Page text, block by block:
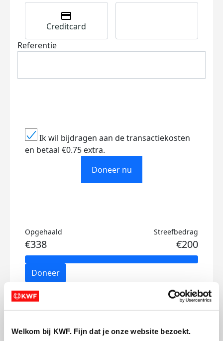
Welkom bij KWF. Fijn dat je onze website bezoekt.
Creditcard
Referentie
Ik wil bijdragen aan de transactiekosten
en betaal €0.75 extra.
Doneer nu
Opgehaald
€338
Streefbedrag
€200
Doneer
Mijn updates